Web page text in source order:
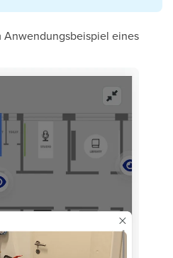
Anwendungsbeispiel eines